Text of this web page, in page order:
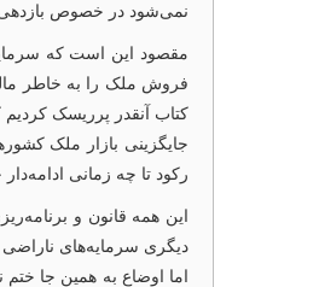
نمی‌شود در خصوص
مقصود این است که
فروش ملک را به خاطر
کتاب آنقدر پرریسک کردیم
جایگزینی بازار ملک
رکود تا چه زمانی ادامه‌دار
دیگری سرمایه‌های ناراضی
اما اوضاع به همین جا